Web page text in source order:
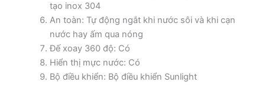
tạo inox 304
An toàn: Tự động ngắt khi nước sôi và khi cạn
nước hay ấm qua nóng
Đế xoay 360 độ: Có
Hiển thị mực nước: Có
Bộ điều khiển: Bộ điều khiển Sunlight